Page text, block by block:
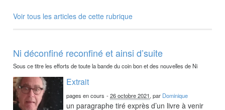
Voir tous les articles de cette rubrique
Ni déconfiné reconfiné et ainsi d’suite
Sous ce titre les efforts de toute la bande du coin bon et des nouvelles de Ni
Extrait
pages en cours -26 octobre 2021, par Dominique
un paragraphe tiré exprès d’un livre à venir